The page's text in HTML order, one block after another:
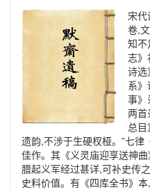
宋
卷,
知不
志》
诗选
系
事》
两首
总
遗韵,不涉于生硬杈桠。”七
佳作。其《义灵庙迎享送神
腊起义军经过甚详,可补史传
史料价值。有《四库全书》本